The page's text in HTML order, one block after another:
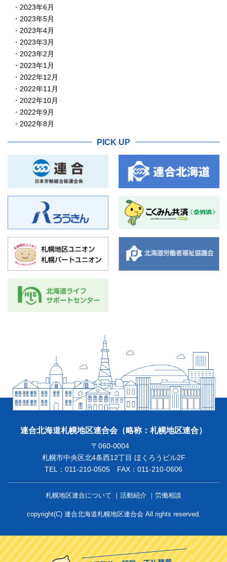
2023年6月
2023年5月
2023年4月
2023年3月
2023年2月
2023年1月
2022年12月
2022年11月
2022年10月
2022年9月
2022年8月
PICK UP
連合北海道札幌地区連合会（略称：札幌地区連合）
〒060-0004
札幌市中央区北4条西12丁目 ほくろうビル2F
TEL：011-210-0505 FAX：011-210-0606
札幌地区連合について 活動紹介 労働相談
copyright(C) 連合北海道札幌地区連合会 All rights reserved.